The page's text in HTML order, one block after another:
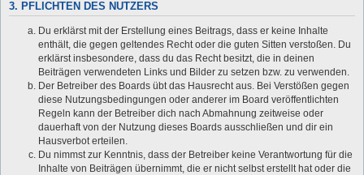
3. PFLICHTEN DES NUTZERS
Du erklärst mit der Erstellung eines Beitrags, dass er keine Inhalte
enthält, die gegen geltendes Recht oder die guten Sitten verstoßen. Du
erklärst insbesondere, dass du das Recht besitzt, die in deinen
Beiträgen verwendeten Links und Bilder zu setzen bzw. zu verwenden.
Der Betreiber des Boards übt das Hausrecht aus. Bei Verstößen gegen
diese Nutzungsbedingungen oder anderer im Board veröffentlichten
Regeln kann der Betreiber dich nach Abmahnung zeitweise oder
dauerhaft von der Nutzung dieses Boards ausschließen und dir ein
Hausverbot erteilen.
Du nimmst zur Kenntnis, dass der Betreiber keine Verantwortung für die
Inhalte von Beiträgen übernimmt, die er nicht selbst erstellt hat oder die